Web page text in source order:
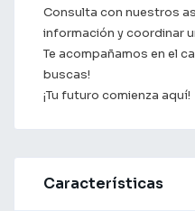
Consulta con nuestros
información y coordinar
Te acompañamos en el
buscas!
¡Tu futuro comienza aquí!
Características